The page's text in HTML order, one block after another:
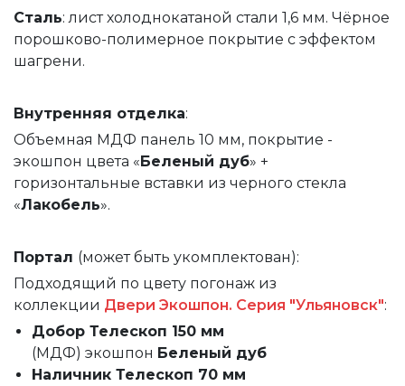
Сталь: лист холоднокатаной стали 1,6 мм. Чёрное
порошково-полимерное покрытие с эффектом
шагрени.
Внутренняя отделка:
Объемная МДФ панель 10 мм, покрытие -
экошпон цвета «Беленый дуб» +
горизонтальные вставки из черного стекла
«Лакобель».
Портал (может быть укомплектован):
Подходящий по цвету погонаж из
коллекции Двери Экошпон. Серия "Ульяновск":
Добор Телескоп 150 мм
(МДФ) экошпон Беленый дуб
Наличник Телескоп 70 мм